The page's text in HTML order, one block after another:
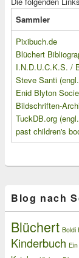
Sammler
Pixibuch.de
Blüchert
I.N.D.U.C.K.S. /
Steve Santi
Enid Blyton
Bildschriften-
TuckDB.org
past children's
Blog nach
Blüchert Boldi
Kinderbuch